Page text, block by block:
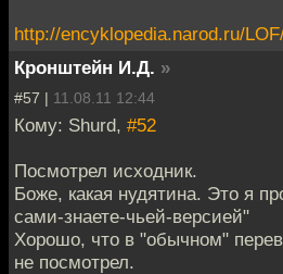
http://encyklopedia.narod.ru/
Кронштейн И.Д. »
#57 | 11.08.11 12:44
Кому: Shurd, #52
Посмотрел исходник.
Боже, какая нудятина. Это я
сами-знаете-чьей-версией"
Хорошо, что в "обычном"
не посмотрел.